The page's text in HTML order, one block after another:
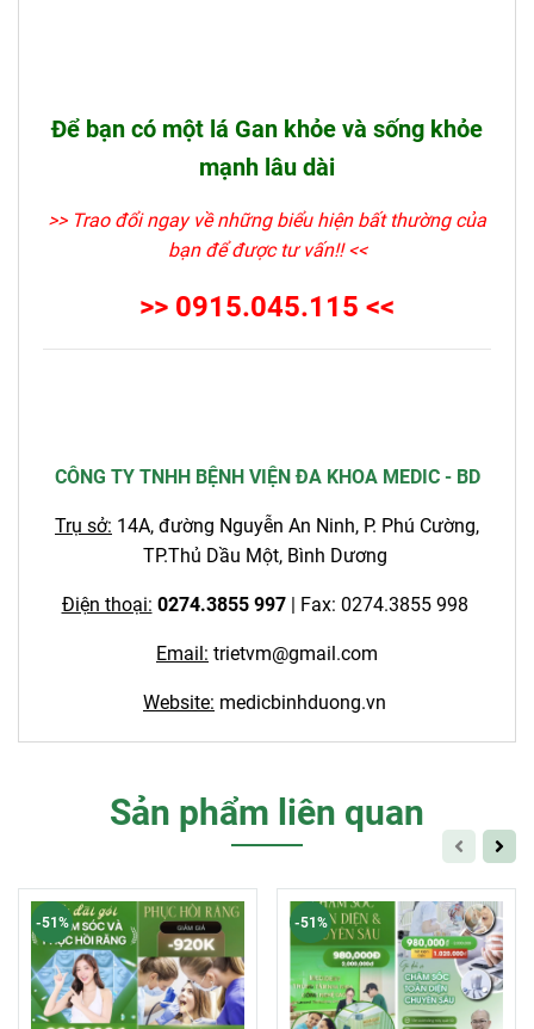
Để bạn có một lá Gan khỏe và sống khỏe
mạnh lâu dài
>> Trao đổi ngay về những biểu hiện bất thường của
bạn để được tư vấn!! <<
>> 0915.045.115 <<
CÔNG TY TNHH BỆNH VIỆN ĐA KHOA MEDIC - BD
Trụ sở: 14A, đường Nguyễn An Ninh, P. Phú Cường,
TP.Thủ Dầu Một, Bình Dương
Điện thoại: 0274.3855 997| Fax: 0274.3855 998
Email: trietvm@gmail.com
Website: medicbinhduong.vn
Sản phẩm liên quan
-51% -51%